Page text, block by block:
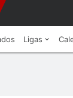
Ligas